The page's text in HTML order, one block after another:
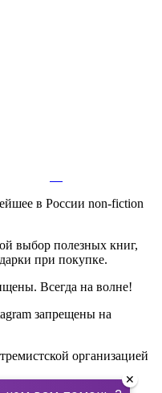
в России non-fiction
выбор полезных книг,
при покупке.
Всегда на волне!
запрещены на
организацией
✕